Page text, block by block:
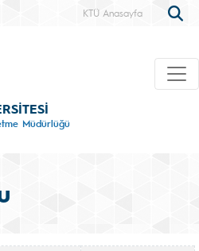
KTÜ Anasayfa
Müdürlüğü